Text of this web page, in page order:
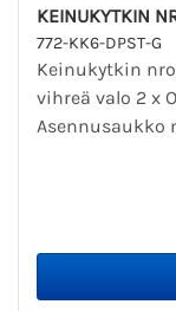
772-KK6-DPST-G
Keinukytkin
vihreä valo 2 x
Asennusaukko